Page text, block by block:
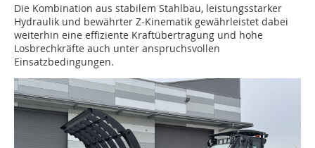
Die Kombination aus stabilem Stahlbau, leistungsstarker
Hydraulik und bewährter Z-Kinematik gewährleistet dabei
weiterhin eine effiziente Kraftübertragung und hohe
Losbrechkräfte auch unter anspruchsvollen
Einsatzbedingungen.